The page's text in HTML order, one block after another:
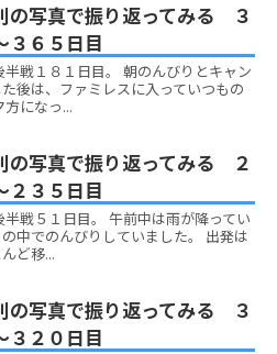
の写真で振り返ってみる ３
３６５日目
半戦１８１日目。 朝のんびりとキャン
後は、ファミレスに入っていつもの
になっ...
の写真で振り返ってみる ２
２３５日目
半戦５１日目。 午前中は雨が降ってい
中でのんびりしていました。 出発は
ど移...
の写真で振り返ってみる ３
３２０日目